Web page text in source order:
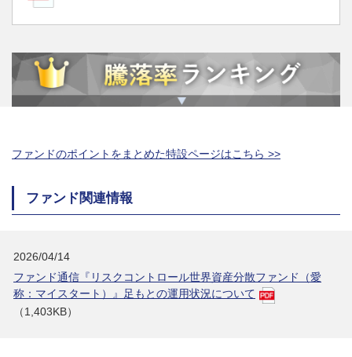
ファンドのポイントをまとめた特設ページはこちら >>
ファンド関連情報
2026/04/14
ファンド通信『リスクコントロール世界資産分散ファンド（愛
称：マイスタート）』足もとの運用状況について
（1,403KB）